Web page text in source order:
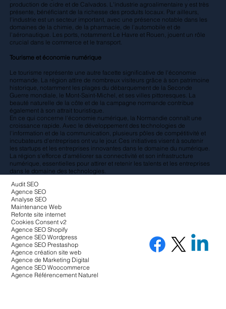
production de cidre et de Calvados. L'industrie agroalimentaire y est très
présente, bénéficiant de la richesse des produits locaux. Par ailleurs,
l'industrie est un secteur important, avec une présence notable dans les
domaines de la chimie, de la pharmacie, de l'automobile et de
l'aéronautique. Les ports, notamment Le Havre et Rouen, jouent un rôle
crucial dans le commerce et le transport.
Tourisme et économie numérique
Le tourisme représente une autre facette significative de l'économie
normande. La région attire de nombreux visiteurs grâce à son patrimoine
historique, notamment les plages du débarquement de la Seconde
Guerre mondiale, le Mont-Saint-Michel, et ses villes pittoresques. La
beauté naturelle de la côte et de la campagne normande contribue
également à son attrait touristique.
En ce qui concerne l'économie numérique, la Normandie connaît une
croissance rapide. Avec le développement des technologies de
l'information et de la communication, plusieurs pôles de compétitivité et
incubateurs d'entreprises ont vu le jour. Ces initiatives visent à soutenir
les startups et les entreprises innovantes dans le domaine du numérique.
La région s'efforce d'améliorer sa connectivité et son infrastructure
numérique, essentielles pour attirer et retenir les talents et les entreprises
dans le domaine des technologies.
Audit SEO
Agence SEO
Analyse SEO
Maintenance Web
Refonte site internet
Cookies Consent v2
Agence SEO Shopify
Agence SEO Wordpress
Agence SEO Prestashop
Agence création site web
Agence de Marketing Digital
Agence SEO Woocommerce
Agence Référencement Naturel